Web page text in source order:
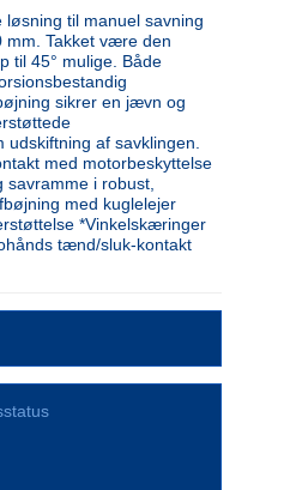
til manuel savning
mm. Takket være den
til 45° mulige. Både
sikrer en jævn og
af savklingen.
med motorbeskyttelse
savramme i robust,
med kuglelejer
*Vinkelskæringer
tænd/sluk-kontakt